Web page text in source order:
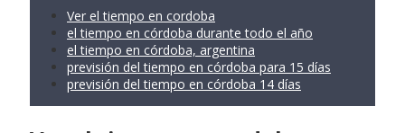
Ver el tiempo en cordoba
el tiempo en córdoba durante todo el año
el tiempo en córdoba, argentina
previsión del tiempo en córdoba para 15 días
previsión del tiempo en córdoba 14 días